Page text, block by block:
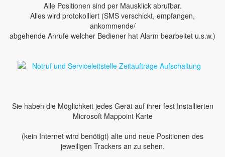
Alle Positionen sind per Mausklick abrufbar.
Alles wird protokolliert (SMS verschickt, empfangen,
ankommende/
abgehende Anrufe welcher Bediener hat Alarm bearbeitet u.s.w.)
Sie haben die Möglichkeit jedes Gerät auf ihrer fest Installierten
Microsoft Mappoint Karte
(kein Internet wird benötigt) alte und neue Positionen des
jeweiligen Trackers an zu sehen.